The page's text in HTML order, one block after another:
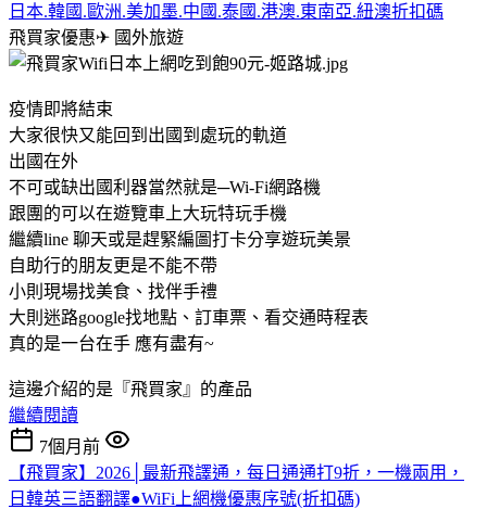
日本.韓國.歐洲.美加墨.中國.泰國.港澳.東南亞.紐澳折扣碼
飛買家優惠✈ 國外旅遊
疫情即將結束
大家很快又能回到出國到處玩的軌道
出國在外
不可或缺出國利器當然就是─Wi-Fi網路機
跟團的可以在遊覽車上大玩特玩手機
繼續line 聊天或是趕緊編圖打卡分享遊玩美景
自助行的朋友更是不能不帶
小則現場找美食、找伴手禮
大則迷路google找地點、訂車票、看交通時程表
真的是一台在手 應有盡有~
這邊介紹的是『飛買家』的產品
繼續閱讀
7個月前
【飛買家】2026│最新飛譯通，每日通通打9折，一機兩用，
日韓英三語翻譯●WiFi上網機優惠序號(折扣碼)